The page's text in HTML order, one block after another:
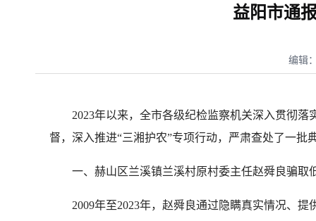
益阳市通
编辑
2023年以来，全市各级纪检监察机关深入贯彻
督，深入推进“三湘护农”专项行动，严肃查处了一
一、赫山区兰溪镇兰溪村原村委主任赵舜良骗取
2009年至2023年，赵舜良通过隐瞒真实情况、